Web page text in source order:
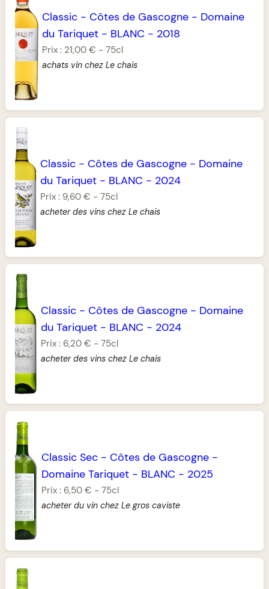
Classic- Côtes de Gascogne- Domaine
du Tariquet- BLANC - 2018
Prix : 21,00 € - 75cl
achats vin chez Le chais
Classic - Côtes de Gascogne - Domaine
du Tariquet - BLANC - 2024
Prix : 9,60 € -75cl
acheter des vins chez Le chais
Classic- Côtes de Gascogne- Domaine
du Tariquet- BLANC - 2024
Prix : 6,20 € - 75cl
acheter des vins chez Le chais
Classic Sec- Côtes de Gascogne-
Domaine Tariquet- BLANC - 2025
Prix : 6,50 € - 75cl
acheter du vin chez Le gros caviste